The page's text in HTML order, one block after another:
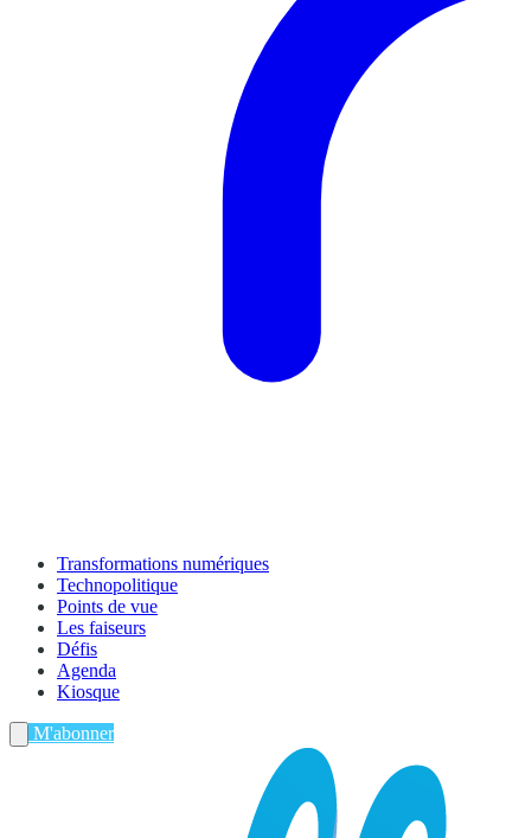
Transformations numériques
Technopolitique
Points de vue
Les faiseurs
Défis
Agenda
Kiosque
M'abonner